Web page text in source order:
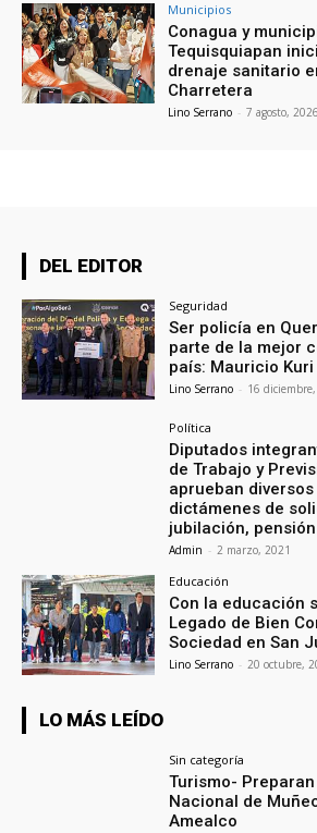
Municipios
Conagua y
Tequisquiapan
drenaje sanitario
Charretera
Lino Serrano - 7 agosto, 2026
DEL EDITOR
Seguridad
Ser policía en
parte de la mejor
país: Mauricio Kuri
Lino Serrano - 16
Política
Diputados
de Trabajo y
aprueban
dictámenes de
jubilación,
Admin - 2 marzo, 2021
Educación
Con la educación
Legado de Bien
Sociedad en San
Lino Serrano - 20 octubre,
LO MÁS LEÍDO
Sin categoría
Turismo- Preparan
Nacional de
Amealco